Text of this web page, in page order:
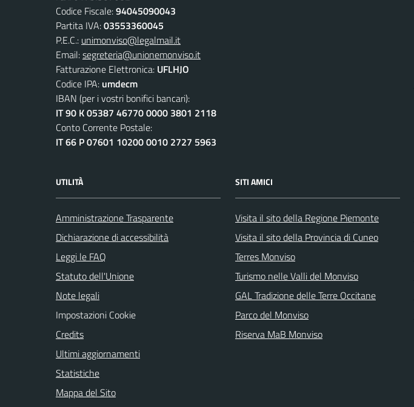
Codice Fiscale:94045090043
Partita IVA:03553360045
P.E.C.: unimonviso@legalmail.it
Email:segreteria@unionemonviso.it
Fatturazione Elettronica: UFLHJO
Codice IPA: umdecm
IBAN (per i vostri bonifici bancari):
IT 90 K 05387 46770 0000 3801 2118
Conto Corrente Postale:
IT 66 P 07601 10200 0010 2727 5963
UTILITÀ
Amministrazione Trasparente
Dichiarazione di accessibilità
Leggi le FAQ
Statuto dell'Unione
Note legali
Impostazioni Cookie
Credits
Ultimi aggiornamenti
Statistiche
Mappa del Sito
SITI AMICI
Visita il sito della Regione Piemonte
Visita il sito della Provincia di Cuneo
Terres Monviso
Turismo nelle Valli del Monviso
GAL Tradizione delle Terre Occitane
Parco del Monviso
Riserva MaB Monviso